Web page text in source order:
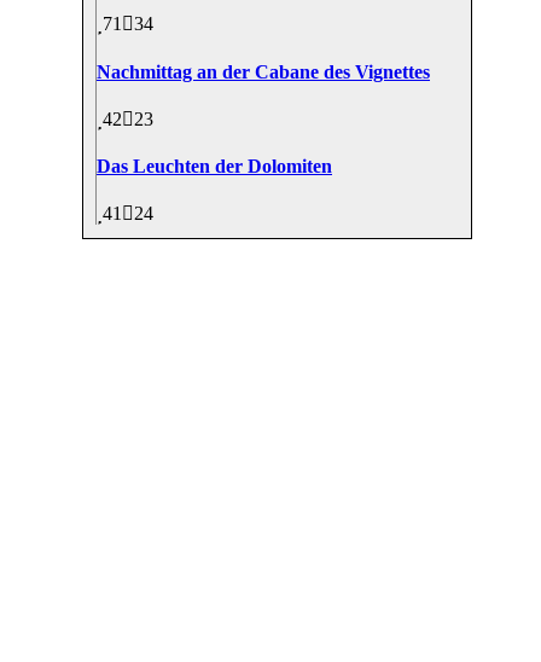
71 34
Nachmittag an der Cabane des Vignettes
42 23
Das Leuchten der Dolomiten
41 24